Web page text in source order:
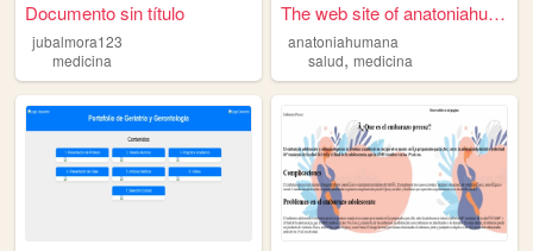
Documento sin título
jubalmora123
medicina
The web site of anatoniahuma...
anatoniahumana
salud,medicina